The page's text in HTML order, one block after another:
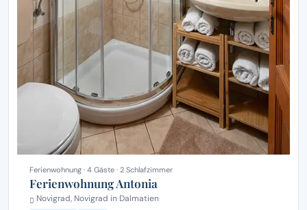
Ferienwohnung · 4 Gäste · 2 Schlafzimmer
Ferienwohnung Antonia
Novigrad, Novigrad in Dalmatien